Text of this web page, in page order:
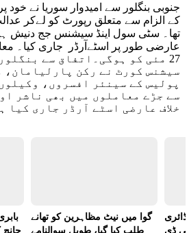
جنوبی بنگلور سے امیدوار سوریا نے
کے الزام سے متعلق رپورٹ کو لےکر
تھا۔ سٹی سول اینڈ سیشنس جج دنیش
عارضی طور پر اسٹےآرڈر جاری کیا۔
27 مئی کو ہوگی۔اتفاق سے
سیشنس کورٹ نے رکن پارلیامان،
پولیس کے سینئر افسروں،
سے جڑے معاملوں میں بھی ناشر
خلاف عارضی اسٹے آرڈر جاری کیا
گوا میں نیٹ مظاہرین کو تھانے
طلب کیا گیا، طویل سوالنامے
ڈی